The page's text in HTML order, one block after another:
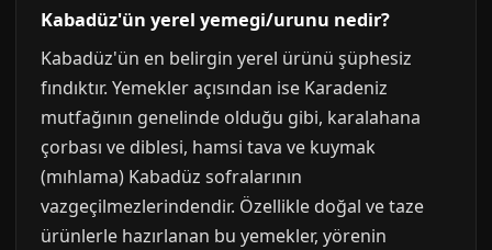
Kabadüz'ün yerel yemegi/urunu nedir?
Kabadüz'ün en belirgin yerel ürünü şüphesiz
fındıktır. Yemekler açısından ise Karadeniz
mutfağının genelinde olduğu gibi, karalahana
çorbası ve diblesi, hamsi tava ve kuymak
(mıhlama) Kabadüz sofralarının
vazgeçilmezlerindendir. Özellikle doğal ve taze
ürünlerle hazırlanan bu yemekler, yörenin